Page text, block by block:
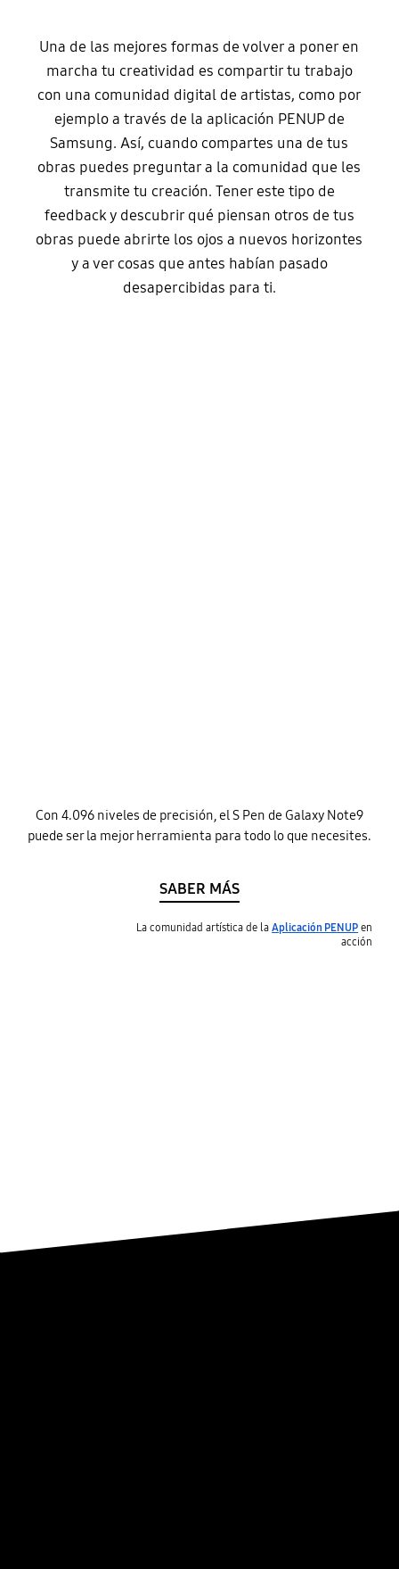
Una de las mejores formas de volver a poner en
marcha tu creatividad es compartir tu trabajo
con una comunidad digital de artistas, como por
ejemplo a través de la aplicación PENUP de
Samsung. Así, cuando compartes una de tus
obras puedes preguntar a la comunidad que les
transmite tu creación. Tener este tipo de
feedback y descubrir qué piensan otros de tus
obras puede abrirte los ojos a nuevos horizontes
y a ver cosas que antes habían pasado
desapercibidas para ti.
Con 4.096 niveles de precisión, el S Pen de Galaxy Note9
puede ser la mejor herramienta para todo lo que necesites.
SABER MÁS
La comunidad artística de laAplicación PENUP en
acción